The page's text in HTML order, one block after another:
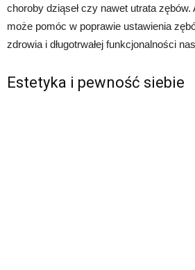
choroby dziąseł czy nawet utrata
może pomóc w poprawie ustawienia
zdrowia i długotrwałej funkcjonalności
Estetyka i pewność siebie